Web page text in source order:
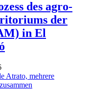
des agro-
der
in El